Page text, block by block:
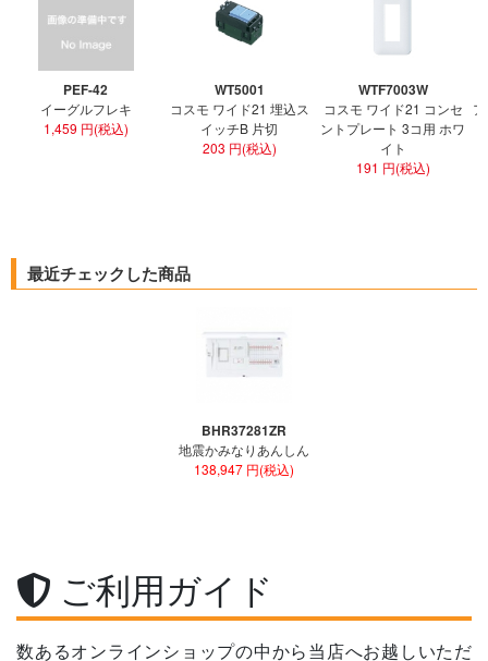
PEF-42
イーグルフレキ
1,459 円(税込)
WT5001
コスモ ワイド21 埋込ス
イッチB 片切
203 円(税込)
WTF7003W
コスモ ワイド21 コンセ
ントプレート 3コ用 ホワ
イト
191 円(税込)
最近チェックした商品
BHR37281ZR
地震かみなりあんしん
138,947 円(税込)
ご利用ガイド
数あるオンラインショップの中から当店へお越しいただ